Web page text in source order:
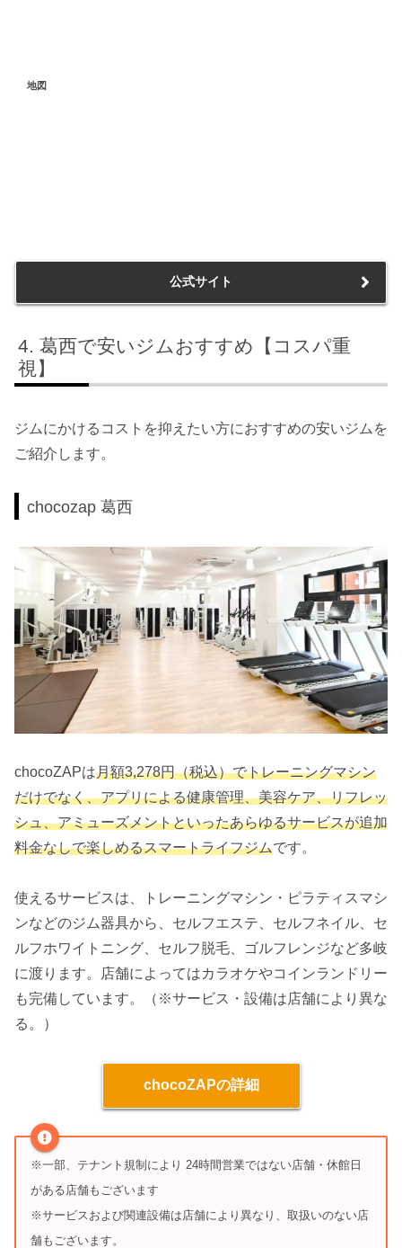
地図
公式サイト
葛西で安いジムおすすめ【コスパ重
視】
ジムにかけるコストを抑えたい方におすすめの安いジムを
ご紹介します。
chocozap 葛西
chocoZAPは月額3,278円（税込）でトレーニングマシン
だけでなく、アプリによる健康管理、美容ケア、リフレッ
シュ、アミューズメントといったあらゆるサービスが追加
料金なしで楽しめるスマートライフジムです。
使えるサービスは、トレーニングマシン・ピラティスマシ
ンなどのジム器具から、セルフエステ、セルフネイル、セ
ルフホワイトニング、セルフ脱毛、ゴルフレンジなど多岐
に渡ります。店舗によってはカラオケやコインランドリー
も完備しています。（※サービス・設備は店舗により異な
る。）
chocoZAPの詳細
※一部、テナント規制により 24時間営業ではない店舗・休館日
がある店舗もございます
※サービスおよび関連設備は店舗により異なり、取扱いのない店
舗もございます。